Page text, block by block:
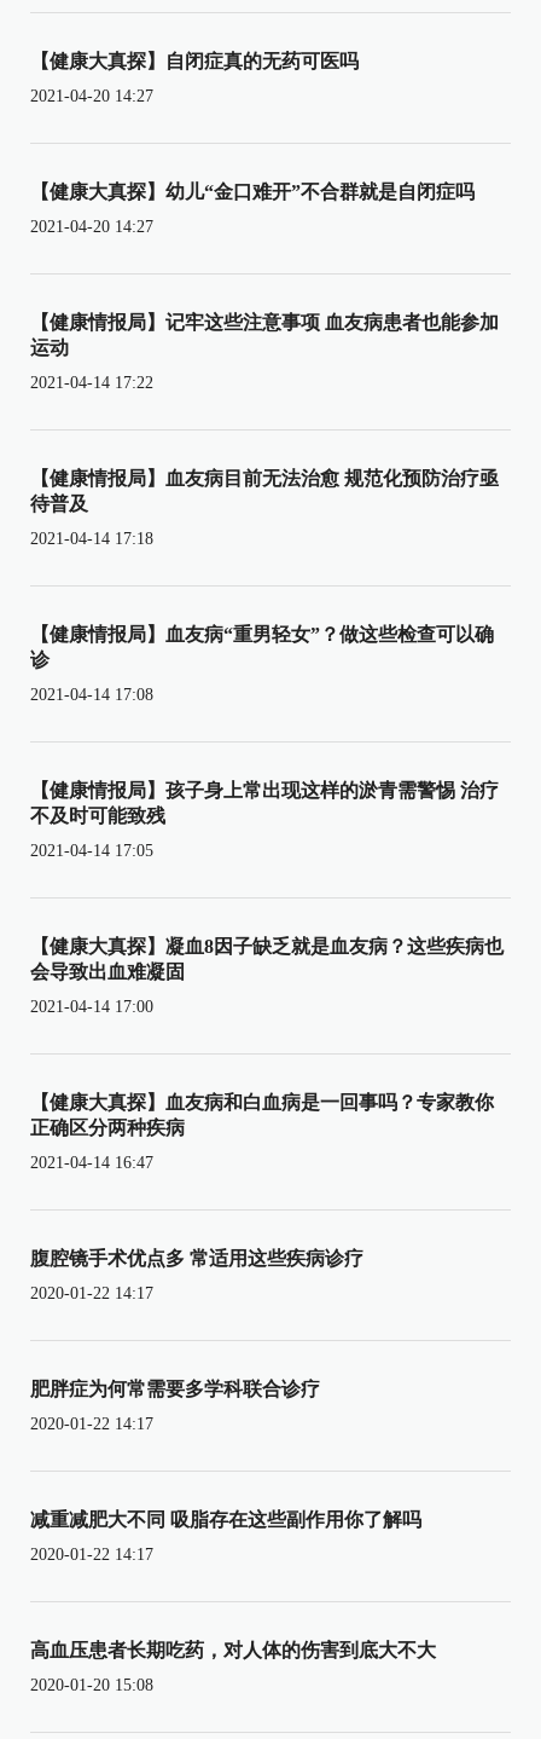
【健康大真探】自闭症真的无药可医吗
2021-04-20 14:27
【健康大真探】幼儿“金口难开”不合群就是自闭症吗
2021-04-20 14:27
【健康情报局】记牢这些注意事项 血友病患者也能参加
运动
2021-04-14 17:22
【健康情报局】血友病目前无法治愈 规范化预防治疗亟
待普及
2021-04-14 17:18
【健康情报局】血友病“重男轻女”？做这些检查可以确
诊
2021-04-14 17:08
【健康情报局】孩子身上常出现这样的淤青需警惕 治疗
不及时可能致残
2021-04-14 17:05
【健康大真探】凝血8因子缺乏就是血友病？这些疾病也
会导致出血难凝固
2021-04-14 17:00
【健康大真探】血友病和白血病是一回事吗？专家教你
正确区分两种疾病
2021-04-14 16:47
腹腔镜手术优点多 常适用这些疾病诊疗
2020-01-22 14:17
肥胖症为何常需要多学科联合诊疗
2020-01-22 14:17
减重减肥大不同 吸脂存在这些副作用你了解吗
2020-01-22 14:17
高血压患者长期吃药，对人体的伤害到底大不大
2020-01-20 15:08